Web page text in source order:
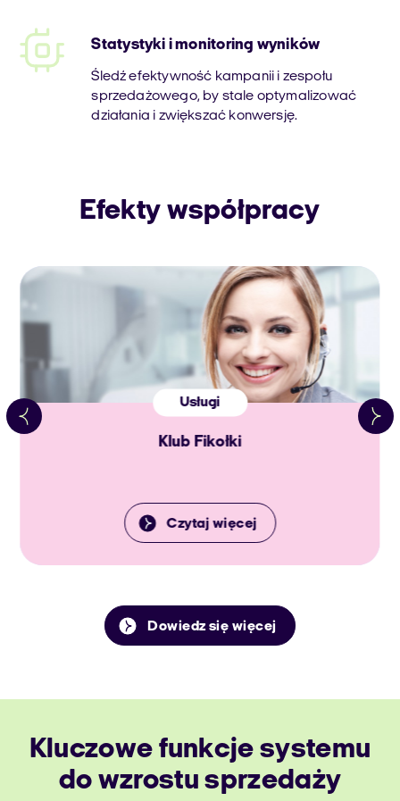
Statystyki i monitoring wyników
Śledź efektywność kampanii i zespołu
sprzedażowego, by stale optymalizować
działania i zwiększać konwersję.
Efekty współpracy
Usługi
Klub Fikołki
Czytaj więcej
Dowiedz się więcej
Kluczowe funkcje systemu
do wzrostu sprzedaży